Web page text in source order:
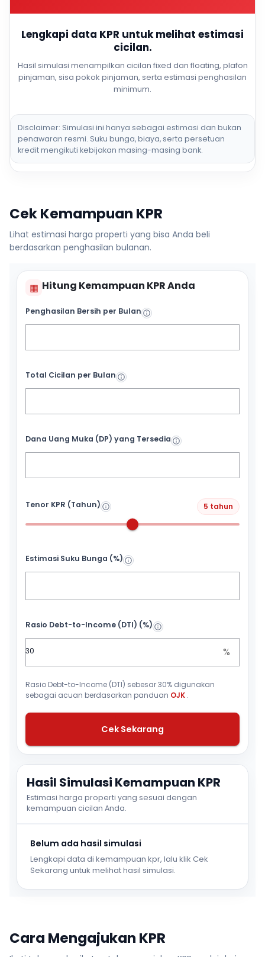
Lengkapi data KPR untuk melihat estimasi
cicilan.
Hasil simulasi menampilkan cicilan fixed dan floating, plafon
pinjaman, sisa pokok pinjaman, serta estimasi penghasilan
minimum.
Disclaimer: Simulasi ini hanya sebagai estimasi dan bukan
penawaran resmi. Suku bunga, biaya, serta persetuan
kredit mengikuti kebijakan masing-masing bank.
Cek Kemampuan KPR
Lihat estimasi harga properti yang bisa Anda beli
berdasarkan penghasilan bulanan.
▦ Hitung Kemampuan KPR Anda
Penghasilan Bersih per Bulan
Total Cicilan per Bulan
Dana Uang Muka (DP) yang Tersedia
Tenor KPR (Tahun) 5 tahun
Estimasi Suku Bunga (%)
Rasio Debt-to-Income (DTI) (%)
%
Rasio Debt-to-Income (DTI) sebesar 30% digunakan
sebagai acuan berdasarkan panduan OJK .
Cek Sekarang
Hasil Simulasi Kemampuan KPR
Estimasi harga properti yang sesuai dengan
kemampuan cicilan Anda.
Belum ada hasil simulasi
Lengkapi data di kemampuan kpr, lalu klik Cek
Sekarang untuk melihat hasil simulasi.
Cara Mengajukan KPR